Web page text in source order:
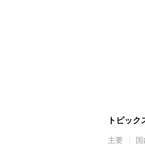
トピック
主要 国